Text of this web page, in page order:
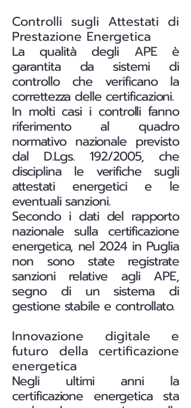
Controlli sugli Attestati di
Prestazione Energetica
La qualità degli APE è
garantita da sistemi di
controllo che verificano la
correttezza delle certificazioni.
In molti casi i controlli fanno
riferimento al quadro
normativo nazionale previsto
dal D.Lgs. 192/2005, che
disciplina le verifiche sugli
attestati energetici e le
eventuali sanzioni.
Secondo i dati del rapporto
nazionale sulla certificazione
energetica, nel 2024 in Puglia
non sono state registrate
sanzioni relative agli APE,
segno di un sistema di
gestione stabile e controllato.
Innovazione digitale e
futuro della certificazione
energetica
Negli ultimi anni la
certificazione energetica sta